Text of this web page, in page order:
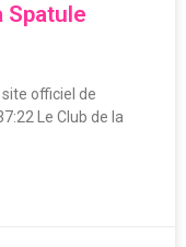
Spatule
officiel de
Le Club de la